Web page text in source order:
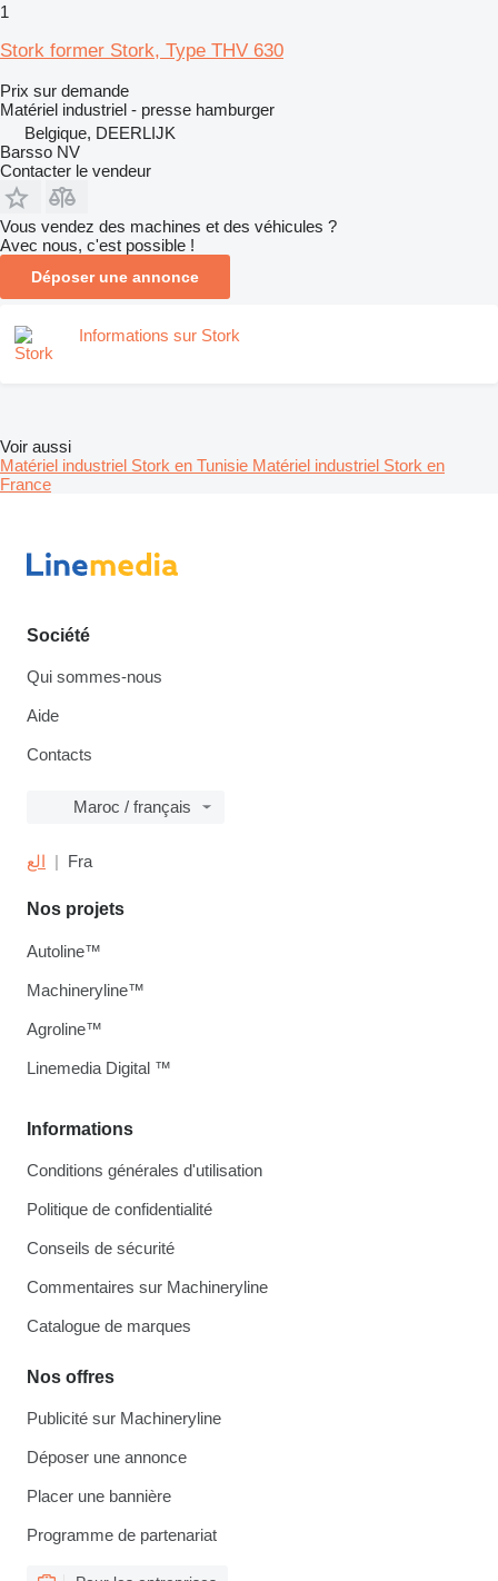
1
Stork former Stork, Type THV 630
Prix sur demande
Matériel industriel - presse hamburger
Belgique, DEERLIJK
Barsso NV
Contacter le vendeur
Vous vendez des machines et des véhicules ?
Avec nous, c'est possible !
Déposer une annonce
Informations sur Stork
Voir aussi
Matériel industriel Stork en Tunisie Matériel industriel Stork en
France
Société
Qui sommes-nous
Aide
Contacts
Maroc / français
الع Fra
Informations
Conditions générales d'utilisation
Politique de confidentialité
Conseils de sécurité
Commentaires sur Machineryline
Catalogue de marques
Nos offres
Publicité sur Machineryline
Déposer une annonce
Placer une bannière
Programme de partenariat
Nos projets
Autoline™
Machineryline™
Agroline™
Linemedia Digital ™